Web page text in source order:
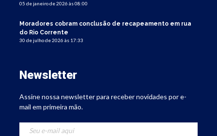
05 de janeiro de 2026 às 08:00
Moradores cobram conclusão de recapeamento em rua
do Rio Corrente
30 de julho de 2026 às 17:33
Newsletter
Assine nossa newsletter para receber novidades por e-
mail em primeira mão.